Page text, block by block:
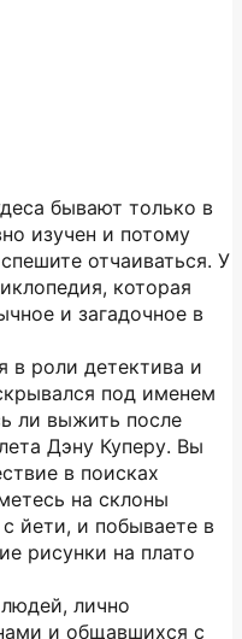
бывают только в
изучен и потому
отчаиваться. У
которая
и загадочное в
в роли детектива и
под именем
ли выжить после
Дэну Куперу. Вы
в поисках
на склоны
йети, и побываете в
рисунки на плато
лично
и общавшихся с